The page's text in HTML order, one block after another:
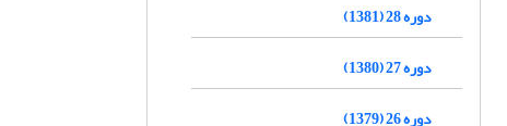
دوره 28 (1381)
دوره 27 (1380)
دوره 26 (1379)